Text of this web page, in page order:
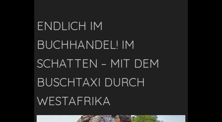
ENDLICH IM
BUCHHANDEL! IM
SCHATTEN – MIT DEM
BUSCHTAXI DURCH
WESTAFRIKA